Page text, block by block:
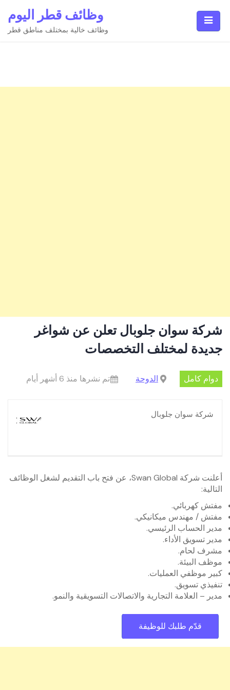
content
وظائف قطر اليوم
وظائف خالية بمختلف مناطق قطر
شركة سوان جلوبال تعلن عن شواغر
جديدة لمختلف التخصصات
دوام كامل الدوحة تم نشرها منذ 6 أشهر أيام
شركة سوان جلوبال
أعلنت شركة ‏Swan Global‏، عن فتح باب التقديم لشغل الوظائف
التالية:
مفتش كهربائي.
مفتش / مهندس ميكانيكي.
مدير الحساب الرئيسي.
مدير تسويق الأداء.
مشرف لحام.
موظف البيئة.
كبير موظفي العمليات.
تنفيذي تسويق.
مدير – العلامة التجارية والاتصالات التسويقية والنمو.